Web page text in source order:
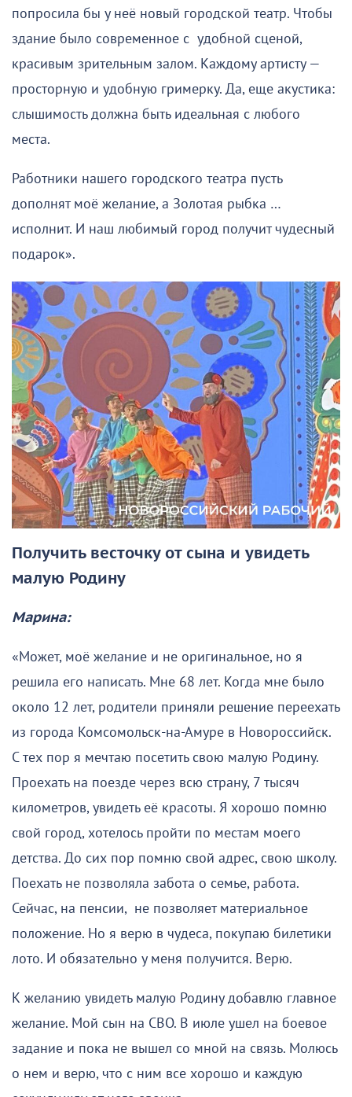
попросила бы у неё новый городской театр. Чтобы
здание было современное с удобной сценой,
красивым зрительным залом. Каждому артисту —
просторную и удобную гримерку. Да, еще акустика:
слышимость должна быть идеальная с любого
места.
Работники нашего городского театра пусть
дополнят моё желание, а Золотая рыбка …
исполнит. И наш любимый город получит чудесный
подарок».
Получить весточку от сына и увидеть
малую Родину
Марина:
«Может, моё желание и не оригинальное, но я
решила его написать. Мне 68 лет. Когда мне было
около 12 лет, родители приняли решение переехать
из города Комсомольск-на-Амуре в Новороссийск.
С тех пор я мечтаю посетить свою малую Родину.
Проехать на поезде через всю страну, 7 тысяч
километров, увидеть её красоты. Я хорошо помню
свой город, хотелось пройти по местам моего
детства. До сих пор помню свой адрес, свою школу.
Поехать не позволяла забота о семье, работа.
Сейчас, на пенсии, не позволяет материальное
положение. Но я верю в чудеса, покупаю билетики
лото. И обязательно у меня получится. Верю.
К желанию увидеть малую Родину добавлю главное
желание. Мой сын на СВО. В июле ушел на боевое
задание и пока не вышел со мной на связь. Молюсь
о нем и верю, что с ним все хорошо и каждую